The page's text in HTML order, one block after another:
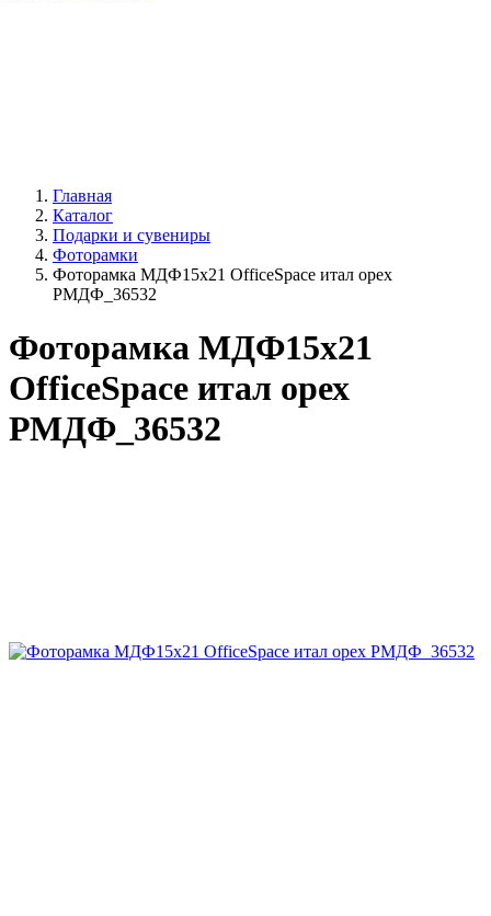
Главная
Каталог
Подарки и сувениры
Фоторамки
Фоторамка МДФ15х21 OfficeSpace итал орех
РМДФ_36532
Фоторамка МДФ15х21
OfficeSpace итал орех
РМДФ_36532